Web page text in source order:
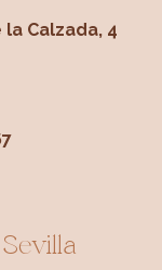
Calzada, 4